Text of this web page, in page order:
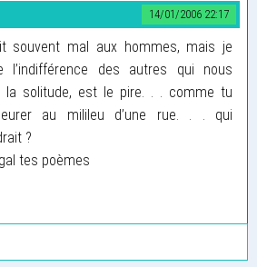
14/01/2006 22:17
souvent mal aux hommes, mais je
l’indifférence des autres qui nous
la solitude, est le pire. . . comme tu
au milileu d’une rue. . . qui
?
tes poèmes